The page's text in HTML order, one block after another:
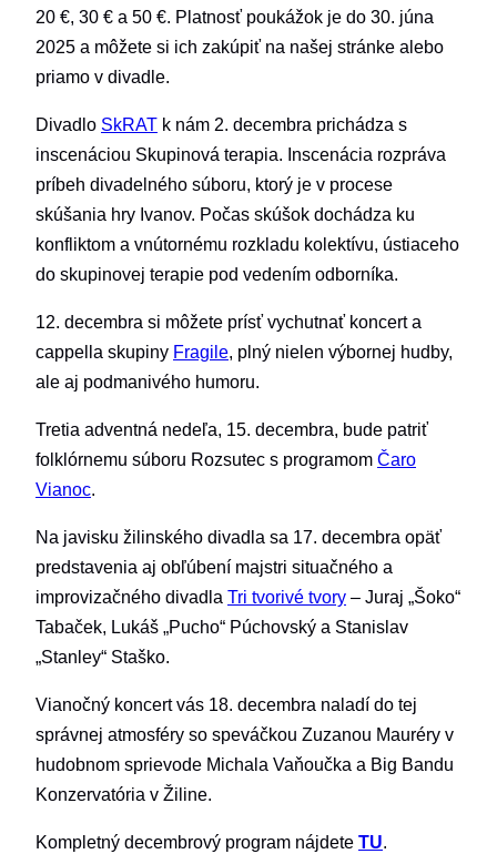
20 €, 30 € a 50 €. Platnosť poukážok je do 30. júna
2025 a môžete si ich zakúpiť na našej stránke alebo
priamo v divadle.
Divadlo SkRAT k nám 2. decembra prichádza s
inscenáciou Skupinová terapia. Inscenácia rozpráva
príbeh divadelného súboru, ktorý je v procese
skúšania hry Ivanov. Počas skúšok dochádza ku
konfliktom a vnútornému rozkladu kolektívu, ústiaceho
do skupinovej terapie pod vedením odborníka.
12. decembra si môžete prísť vychutnať koncert a
cappella skupiny Fragile, plný nielen výbornej hudby,
ale aj podmanivého humoru.
Tretia adventná nedeľa, 15. decembra, bude patriť
folklórnemu súboru Rozsutec s programom Čaro
Vianoc.
Na javisku žilinského divadla sa 17. decembra opäť
predstavenia aj obľúbení majstri situačného a
improvizačného divadla Tri tvorivé tvory – Juraj „Šoko“
Tabaček, Lukáš „Pucho“ Púchovský a Stanislav
„Stanley“ Staško.
Vianočný koncert vás 18. decembra naladí do tej
správnej atmosféry so speváčkou Zuzanou Mauréry v
hudobnom sprievode Michala Vaňoučka a Big Bandu
Konzervatória v Žiline.
Kompletný decembrový program nájdete TU.